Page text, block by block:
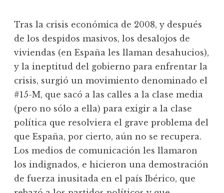
Tras la crisis económica de 2008, y después
de los despidos masivos, los desalojos de
viviendas (en España les llaman desahucios),
y la ineptitud del gobierno para enfrentar la
crisis, surgió un movimiento denominado el
#15-M, que sacó a las calles a la clase media
(pero no sólo a ella) para exigir a la clase
política que resolviera el grave problema del
que España, por cierto, aún no se recupera.
Los medios de comunicación les llamaron
los indignados, e hicieron una demostración
de fuerza inusitada en el país Ibérico, que